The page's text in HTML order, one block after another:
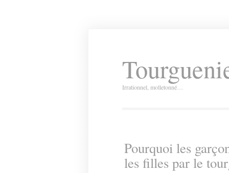
Irrationnel, molletonné…
Pourquoi les
les filles par le